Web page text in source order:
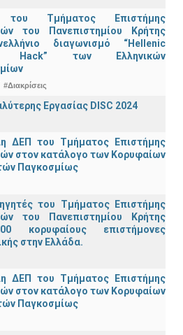
του Τμήματος Επιστήμης
του Πανεπιστημίου Κρήτης
διαγωνισμό “Hellenic
Hack” των Ελληνικών
#Διακρίσεις
Εργασίας DISC 2024
ΔΕΠ του Τμήματος Επιστήμης
στον κατάλογο των Κορυφαίων
Παγκοσμίως
του Τμήματος Επιστήμης
του Πανεπιστημίου Κρήτης
κορυφαίους επιστήμονες
στην Ελλάδα.
ΔΕΠ του Τμήματος Επιστήμης
στον κατάλογο των Κορυφαίων
Παγκοσμίως